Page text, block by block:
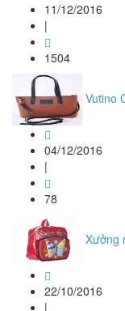
11/12/2016
|
1504
Vutino
04/12/2016
|
78
Xưởng
22/10/2016
|